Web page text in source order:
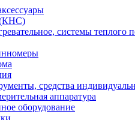
(КНС)
системы теплого
средства
аппаратура
оборудование